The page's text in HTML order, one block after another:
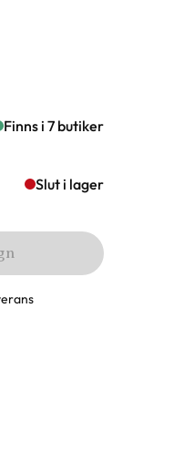
Finns i 7 butiker
Slut i lager